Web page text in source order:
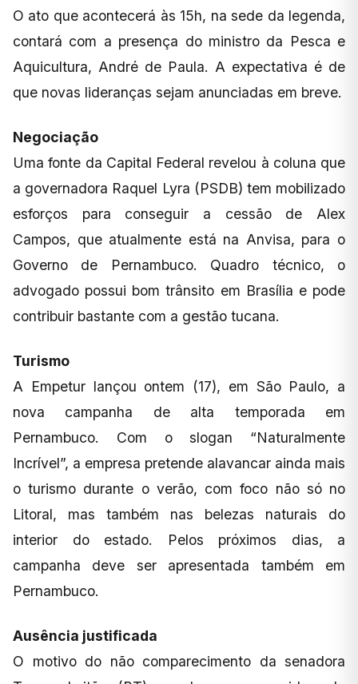
O ato que acontecerá às 15h, na sede da legenda,
contará com a presença do ministro da Pesca e
Aquicultura, André de Paula. A expectativa é de
que novas lideranças sejam anunciadas em breve.
Negociação
Uma fonte da Capital Federal revelou à coluna que
a governadora Raquel Lyra (PSDB) tem mobilizado
esforços para conseguir a cessão de Alex
Campos, que atualmente está na Anvisa, para o
Governo de Pernambuco. Quadro técnico, o
advogado possui bom trânsito em Brasília e pode
contribuir bastante com a gestão tucana.
Turismo
A Empetur lançou ontem (17), em São Paulo, a
nova campanha de alta temporada em
Pernambuco. Com o slogan “Naturalmente
Incrível”, a empresa pretende alavancar ainda mais
o turismo durante o verão, com foco não só no
Litoral, mas também nas belezas naturais do
interior do estado. Pelos próximos dias, a
campanha deve ser apresentada também em
Pernambuco.
Ausência justificada
O motivo do não comparecimento da senadora